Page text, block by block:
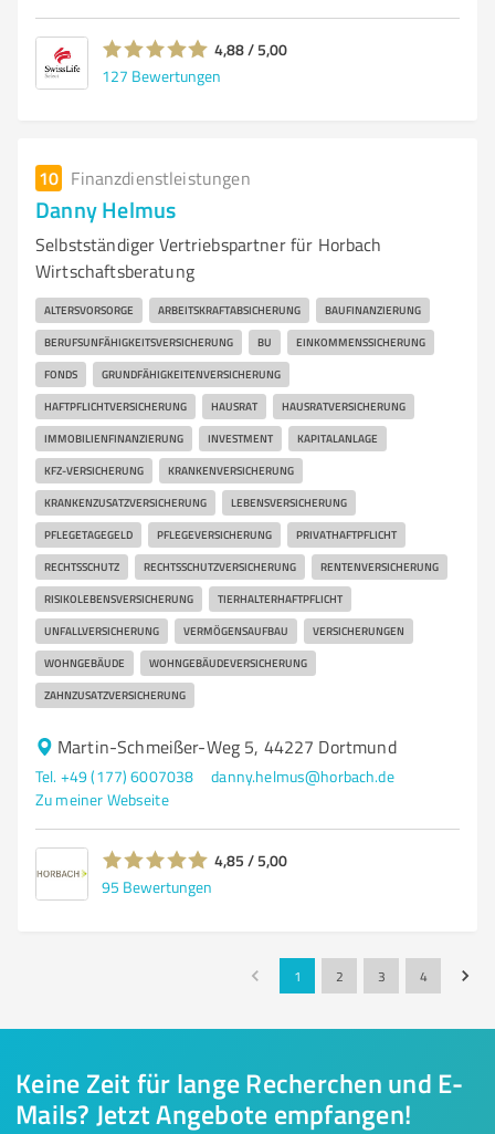
4,88 / 5,00
127 Bewertungen
10 Finanzdienstleistungen
Danny Helmus
Selbstständiger Vertriebspartner für Horbach
Wirtschaftsberatung
ALTERSVORSORGE ARBEITSKRAFTABSICHERUNG BAUFINANZIERUNG
BERUFSUNFÄHIGKEITSVERSICHERUNG BU EINKOMMENSSICHERUNG
FONDS GRUNDFÄHIGKEITENVERSICHERUNG
HAFTPFLICHTVERSICHERUNG HAUSRAT HAUSRATVERSICHERUNG
IMMOBILIENFINANZIERUNG INVESTMENT KAPITALANLAGE
KFZ-VERSICHERUNG KRANKENVERSICHERUNG
KRANKENZUSATZVERSICHERUNG LEBENSVERSICHERUNG
PFLEGETAGEGELD PFLEGEVERSICHERUNG PRIVATHAFTPFLICHT
RECHTSSCHUTZ RECHTSSCHUTZVERSICHERUNG RENTENVERSICHERUNG
RISIKOLEBENSVERSICHERUNG TIERHALTERHAFTPFLICHT
UNFALLVERSICHERUNG VERMÖGENSAUFBAU VERSICHERUNGEN
WOHNGEBÄUDE WOHNGEBÄUDEVERSICHERUNG
ZAHNZUSATZVERSICHERUNG
Martin-Schmeißer-Weg 5, 44227 Dortmund
Tel. +49 (177) 6007038
danny.helmus@horbach.de
Zu meiner Webseite
4,85 / 5,00
95 Bewertungen
1 2 3 4
Keine Zeit für lange Recherchen und E-
Mails? Jetzt Angebote empfangen!